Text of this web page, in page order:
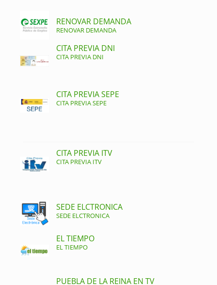
RENOVAR DEMANDA
RENOVAR DEMANDA
CITA PREVIA DNI
CITA PREVIA DNI
CITA PREVIA SEPE
CITA PREVIA SEPE
CITA PREVIA ITV
CITA PREVIA ITV
SEDE ELCTRONICA
SEDE ELCTRONICA
EL TIEMPO
EL TIEMPO
PUEBLA DE LA REINA EN TV